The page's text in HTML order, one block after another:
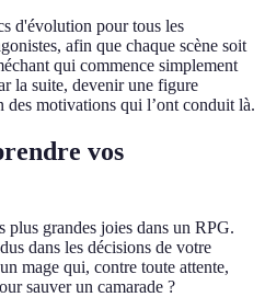
d'évolution pour tous les
afin que chaque scène soit
qui commence simplement
la suite, devenir une figure
des motivations qui l’ont conduit là.
vos
plus grandes joies dans un RPG.
dans les décisions de votre
mage qui, contre toute attente,
sauver un camarade ?